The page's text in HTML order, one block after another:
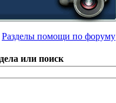
Разделы помощи по форуму
или поиск